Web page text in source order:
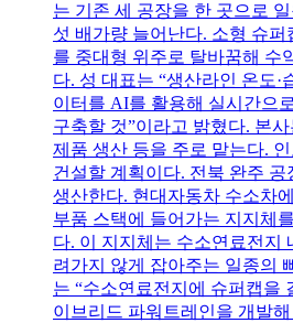
는 기존 세 공장을 한 곳으로
섯 배가량 늘어난다. 소형 슈
를 중대형 위주로 탈바꿈해 수
다. 성 대표는 “생산라인 온도·
이터를 AI를 활용해 실시간으
구축할 것”이라고 밝혔다. 본
제품 생산 등을 주로 맡는다.
건설할 계획이다. 전북 완주
생산한다. 현대자동차 수소차
부품 스택에 들어가는 지지체
다. 이 지지체는 수소연료전지
려가지 않게 잡아주는 일종의
는 “수소연료전지에 슈퍼캡을
이브리드 파워트레인을 개발